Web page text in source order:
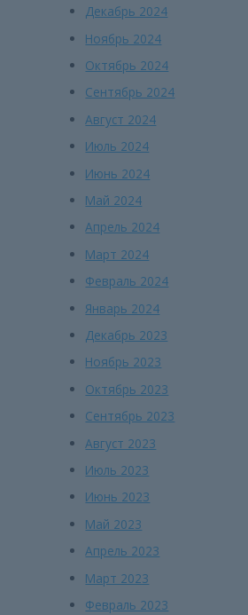
Декабрь 2024
Ноябрь 2024
Октябрь 2024
Сентябрь 2024
Август 2024
Июль 2024
Июнь 2024
Май 2024
Апрель 2024
Март 2024
Февраль 2024
Январь 2024
Декабрь 2023
Ноябрь 2023
Октябрь 2023
Сентябрь 2023
Август 2023
Июль 2023
Июнь 2023
Май 2023
Апрель 2023
Март 2023
Февраль 2023